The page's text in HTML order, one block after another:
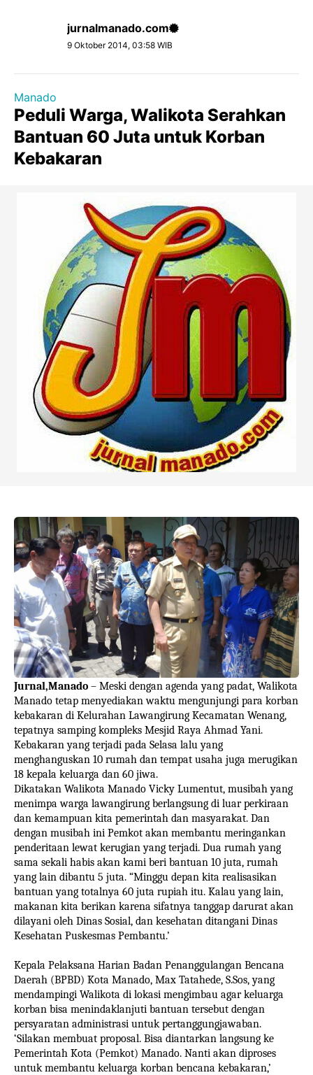
jurnalmanado.com
9 Oktober 2014, 03:58 WIB
Manado
Peduli Warga, Walikota Serahkan
Bantuan 60 Juta untuk Korban
Kebakaran
Jurnal,Manado – Meski dengan agenda yang padat, Walikota
Manado tetap menyediakan waktu mengunjungi para korban
kebakaran di Kelurahan Lawangirung Kecamatan Wenang,
tepatnya samping kompleks Mesjid Raya Ahmad Yani.
Kebakaran yang terjadi pada Selasa lalu yang
menghanguskan 10 rumah dan tempat usaha juga merugikan
18 kepala keluarga dan 60 jiwa.
Dikatakan Walikota Manado Vicky Lumentut, musibah yang
menimpa warga lawangirung berlangsung di luar perkiraan
dan kemampuan kita pemerintah dan masyarakat. Dan
dengan musibah ini Pemkot akan membantu meringankan
penderitaan lewat kerugian yang terjadi. Dua rumah yang
sama sekali habis akan kami beri bantuan 10 juta, rumah
yang lain dibantu 5 juta. “Minggu depan kita realisasikan
bantuan yang totalnya 60 juta rupiah itu. Kalau yang lain,
makanan kita berikan karena sifatnya tanggap darurat akan
dilayani oleh Dinas Sosial, dan kesehatan ditangani Dinas
Kesehatan Puskesmas Pembantu.’
Kepala Pelaksana Harian Badan Penanggulangan Bencana
Daerah (BPBD) Kota Manado, Max Tatahede, S.Sos, yang
mendampingi Walikota di lokasi mengimbau agar keluarga
korban bisa menindaklanjuti bantuan tersebut dengan
persyaratan administrasi untuk pertanggungjawaban.
‘Silakan membuat proposal. Bisa diantarkan langsung ke
Pemerintah Kota (Pemkot) Manado. Nanti akan diproses
untuk membantu keluarga korban bencana kebakaran,’